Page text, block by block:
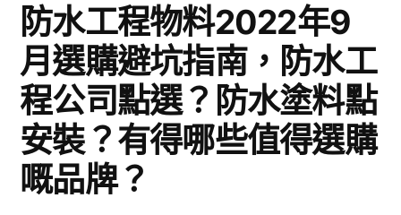
點
及
解
決
防
水
防水工程物料2022年9
月選購避坑指南，防水工
程公司點選？防水塗料點
安裝？有得哪些值得選購
嘅品牌？